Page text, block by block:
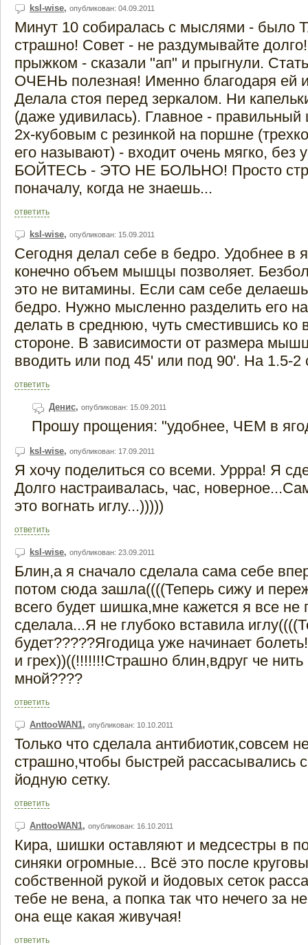
ksl-wise, опубликован: 04.09.2011
Минут 10 собиралась с мыслями - было
страшно! Совет - не раздумывайте
прыжком - сказали "ап" и прыгнули.
ОЧЕНЬ полезная! Именно благодаря ей
Делала стоя перед зеркалом. Ни
(даже удивилась). Главное -
2х-кубовым с резинкой на поршне
его называют) - входит очень мягко, без
БОЙТЕСЬ - ЭТО НЕ БОЛЬНО! Просто
поначалу, когда не знаешь...
ответить
ksl-wise, опубликован: 15.09.2011
Сегодня делал себе в бедро. Удобнее в
конечно объем мышцы позволяет.
это не витамины. Если сам себе
бедро. Нужно мысленно разделить его
делать в среднюю, чуть сместившись ко
стороне. В зависимости от размера
вводить или под 45' или под 90'. На 1.5-2
ответить
Денис, опубликован: 15.09.2011
Прошу прощения: "удобнее, ЧЕМ в
ksl-wise, опубликован: 17.09.2011
Я хочу поделиться со всеми. Уррра! Я
Долго настраивалась, час,
это вогнать иглу...)))))
ответить
ksl-wise, опубликован: 23.09.2011
Блин,а я сначало сделала сама себе
потом сюда зашла((((Теперь сижу и
всего будет шишка,мне кажется я все не
сделала...Я не глубоко вставила
будет?????Ягодица уже начинает
и грех))((!!!!!!!Страшно блин,вдруг че нить
мной????
ответить
AnttooWAN1, опубликован: 10.10.2011
Только что сделала антибиотик,совсем
страшно,чтобы быстрей рассасывались
йодную сетку.
ответить
AnttooWAN1, опубликован: 16.10.2011
Кира, шишки оставляют и медсестры в
синяки огромные... Всё это после
собственной рукой и йодовых сеток
тебе не вена, а попка так что нечего за
она еще какая живучая!
ответить